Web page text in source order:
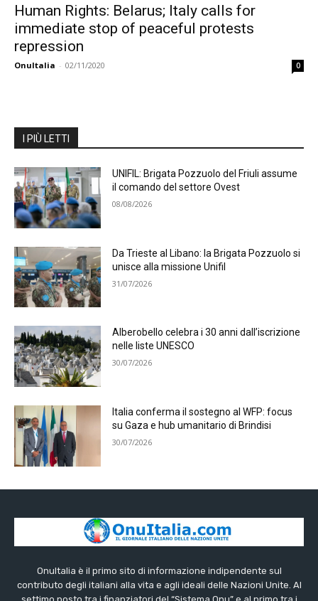
Human Rights: Belarus; Italy calls for
immediate stop of peaceful protests
repression
OnuItalia - 02/11/2020 0
I PIÙ LETTI
UNIFIL: Brigata Pozzuolo del Friuli assume
il comando del settore Ovest
08/08/2026
Da Trieste al Libano: la Brigata Pozzuolo si
unisce alla missione Unifil
31/07/2026
Alberobello celebra i 30 anni dall’iscrizione
nelle liste UNESCO
30/07/2026
Italia conferma il sostegno al WFP: focus
su Gaza e hub umanitario di Brindisi
30/07/2026
OnuItalia è il primo sito di informazione indipendente sul
contributo degli italiani alla vita e agli ideali delle Nazioni Unite. Al